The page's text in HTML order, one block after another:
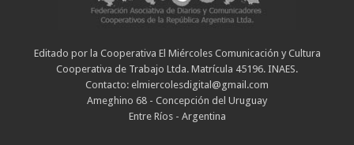
Editado por la Cooperativa El Miércoles Comunicación y Cultura
Cooperativa de Trabajo Ltda. Matrícula 45196. INAES.
Contacto: elmiercolesdigital@gmail.com
Ameghino 68 - Concepción del Uruguay
Entre Ríos - Argentina